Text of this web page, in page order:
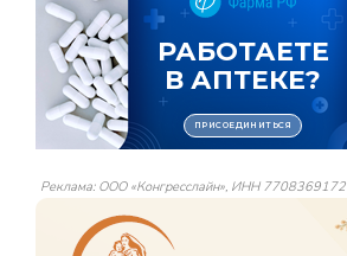
Реклама: ООО «Конгресслайн», ИНН 7708369172